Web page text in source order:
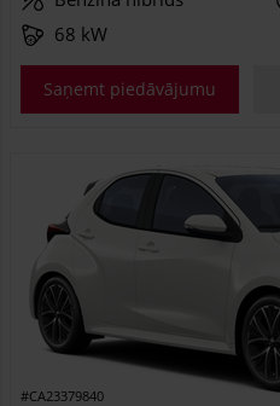
68 kW
Saņemt piedāvājumu
#CA23379840